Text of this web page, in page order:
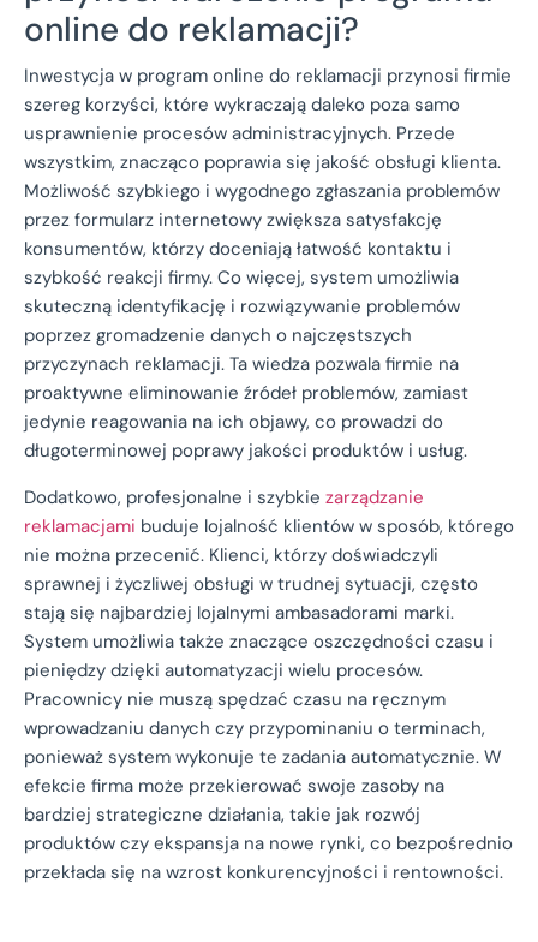
online do reklamacji?
Inwestycja w program online do reklamacji przynosi firmie
szereg korzyści, które wykraczają daleko poza samo
usprawnienie procesów administracyjnych. Przede
wszystkim, znacząco poprawia się jakość obsługi klienta.
Możliwość szybkiego i wygodnego zgłaszania problemów
przez formularz internetowy zwiększa satysfakcję
konsumentów, którzy doceniają łatwość kontaktu i
szybkość reakcji firmy. Co więcej, system umożliwia
skuteczną identyfikację i rozwiązywanie problemów
poprzez gromadzenie danych o najczęstszych
przyczynach reklamacji. Ta wiedza pozwala firmie na
proaktywne eliminowanie źródeł problemów, zamiast
jedynie reagowania na ich objawy, co prowadzi do
długoterminowej poprawy jakości produktów i usług.
Dodatkowo, profesjonalne i szybkie zarządzanie
reklamacjami buduje lojalność klientów w sposób, którego
nie można przecenić. Klienci, którzy doświadczyli
sprawnej i życzliwej obsługi w trudnej sytuacji, często
stają się najbardziej lojalnymi ambasadorami marki.
System umożliwia także znaczące oszczędności czasu i
pieniędzy dzięki automatyzacji wielu procesów.
Pracownicy nie muszą spędzać czasu na ręcznym
wprowadzaniu danych czy przypominaniu o terminach,
ponieważ system wykonuje te zadania automatycznie. W
efekcie firma może przekierować swoje zasoby na
bardziej strategiczne działania, takie jak rozwój
produktów czy ekspansja na nowe rynki, co bezpośrednio
przekłada się na wzrost konkurencyjności i rentowności.